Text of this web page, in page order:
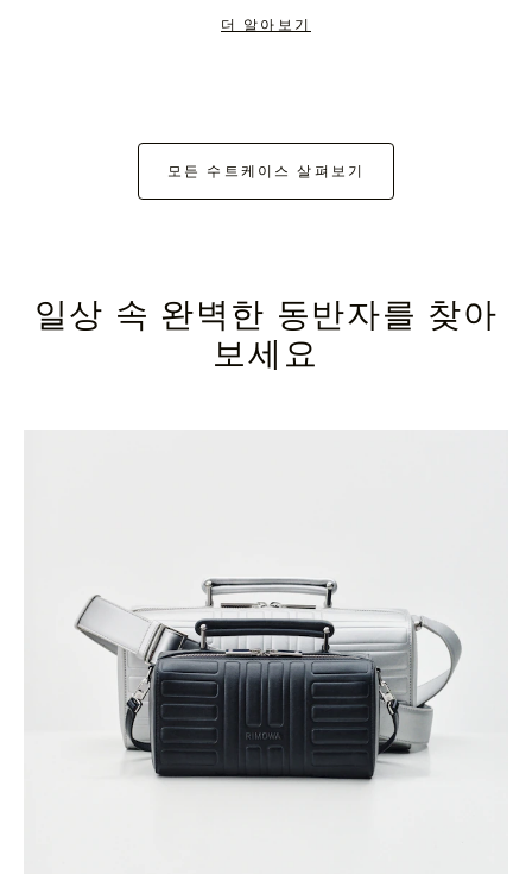
더 알아보기
모든 수트케이스 살펴보기
일상 속 완벽한 동반자를 찾아
보세요